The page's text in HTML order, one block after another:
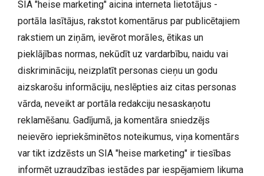
SIA "heise marketing" aicina interneta lietotājus -
portāla lasītājus, rakstot komentārus par publicētajiem
rakstiem un ziņām, ievērot morāles, ētikas un
pieklājības normas, nekūdīt uz vardarbību, naidu vai
diskrimināciju, neizplatīt personas cieņu un godu
aizskarošu informāciju, neslēpties aiz citas personas
vārda, neveikt ar portāla redakciju nesaskaņotu
reklamēšanu. Gadījumā, ja komentāra sniedzējs
neievēro iepriekšminētos noteikumus, viņa komentārs
var tikt izdzēsts un SIA "heise marketing" ir tiesības
informēt uzraudzības iestādes par iespējamiem likuma